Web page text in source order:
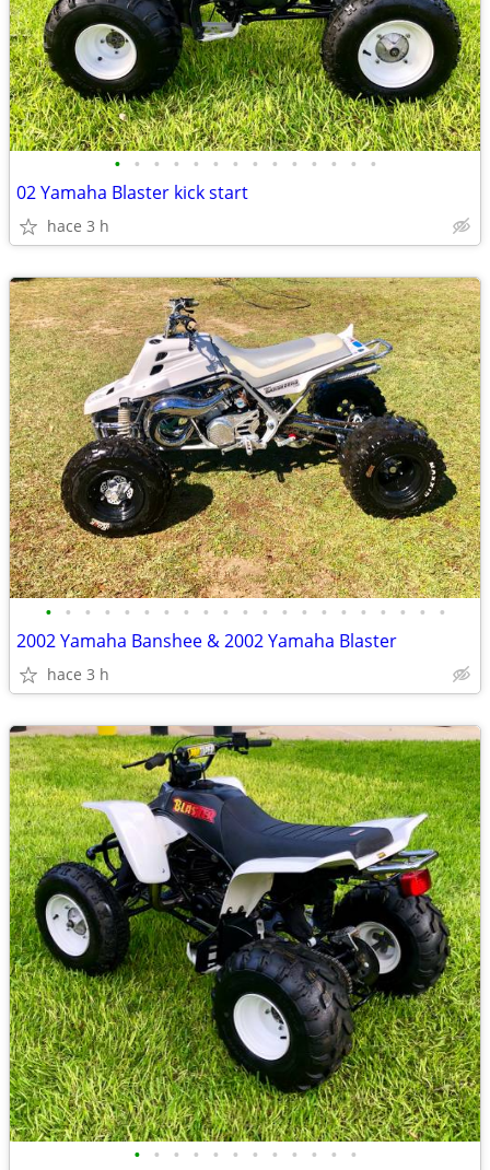
• • • • • • • • • • • • • •
02 Yamaha Blaster kick start
hace 3 h
• • • • • • • • • • • • • • • • • • • • •
2002 Yamaha Banshee & 2002 Yamaha Blaster
hace 3 h
• • • • • • • • • • • •